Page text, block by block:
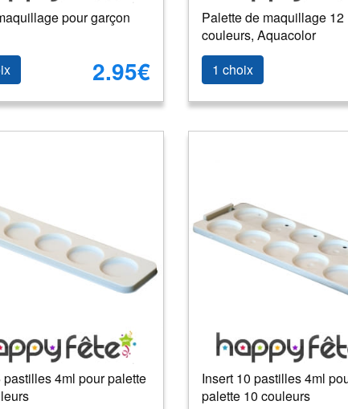
pour garçon
2.95€
Palette de maquillage 12
couleurs, Aquacolor
1 choix
pastilles 4ml pour palette
Insert 10 pastilles 4ml
palette 10 couleurs